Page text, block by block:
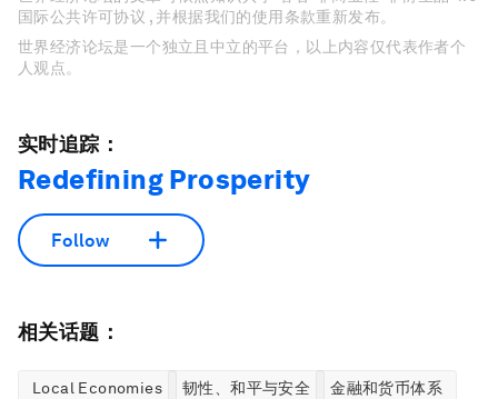
国际公共许可协议 , 并根据我们的使用条款重新发布。
世界经济论坛是一个独立且中立的平台，以上内容仅代表作者个
人观点。
实时追踪：
Redefining Prosperity
Follow
相关话题：
Local Economies 韧性、和平与安全 金融和货币体系